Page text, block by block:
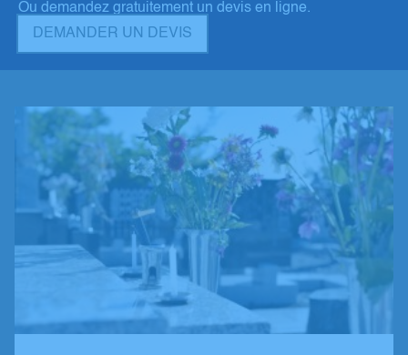
Ou demandez gratuitement un devis en ligne.
DEMANDER UN DEVIS